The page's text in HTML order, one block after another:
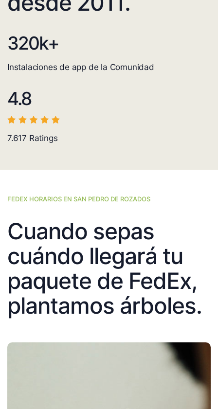
320k+
Instalaciones de app de la Comunidad
4.8
7.617 Ratings
FEDEX HORARIOS EN SAN PEDRO DE ROZADOS
Cuando sepas
cuándo llegará tu
paquete de FedEx,
plantamos árboles.